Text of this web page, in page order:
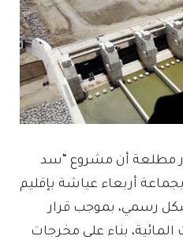
مطلعة أن مشروع “سد
أربعاء عياشة بإقليم
رسمي، بموجب قرار
بناء على مخرجات